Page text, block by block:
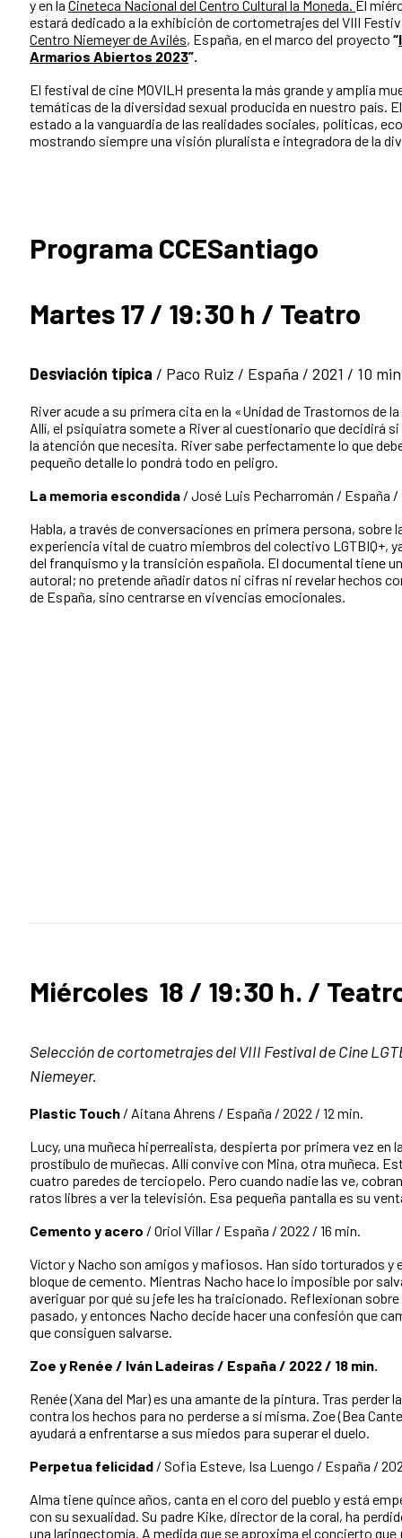
y en la Cineteca Nacional del Centro Cultural la Moneda. El
estará dedicado a la exhibición de cortometrajes del VIII
Centro Niemeyer de Avilés, España, en el marco del proyecto “
Armarios Abiertos 2023”.
El festival de cine MOVILH presenta la más grande y amplia
temáticas de la diversidad sexual producida en nuestro país.
estado a la vanguardia de las realidades sociales, políticas,
mostrando siempre una visión pluralista e integradora de la
Programa CCESantiago
Martes 17 / 19:30 h / Teatro
Desviación típica / Paco Ruiz / España / 2021 / 10
River acude a su primera cita en la «Unidad de Trastornos de
Allí, el psiquiatra somete a River al cuestionario que decidirá
la atención que necesita. River sabe perfectamente lo que
pequeño detalle lo pondrá todo en peligro.
La memoria escondida / José Luis Pecharromán / España /
Habla, a través de conversaciones en primera persona, sobre
experiencia vital de cuatro miembros del colectivo LGTBIQ+,
del franquismo y la transición española. El documental tiene
autoral; no pretende añadir datos ni cifras ni revelar hechos
de España, sino centrarse en vivencias emocionales.
Miércoles 18 / 19:30 h. /
Selección de cortometrajes del VIII Festival de Cine
Niemeyer.
Plastic Touch / Aitana Ahrens / España / 2022 / 12 min.
Lucy, una muñeca hiperrealista, despierta por primera vez en
prostíbulo de muñecas. Allí convive con Mina, otra muñeca.
cuatro paredes de terciopelo. Pero cuando nadie las ve,
ratos libres a ver la televisión. Esa pequeña pantalla es su
Cemento y acero / Oriol Villar / España / 2022 / 16 min.
Víctor y Nacho son amigos y mafiosos. Han sido torturados y
bloque de cemento. Mientras Nacho hace lo imposible por
averiguar por qué su jefe les ha traicionado. Reflexionan
pasado, y entonces Nacho decide hacer una confesión que
que consiguen salvarse.
Zoe y Renée / Iván Ladeiras / España / 2022 / 18 min.
Renée (Xana del Mar) es una amante de la pintura. Tras perder
contra los hechos para no perderse a sí misma. Zoe (Bea
ayudará a enfrentarse a sus miedos para superar el duelo.
Perpetua felicidad / Sofia Esteve, Isa Luengo / España /
Alma tiene quince años, canta en el coro del pueblo y está
con su sexualidad. Su padre Kike, director de la coral, ha
una laringectomía. A medida que se aproxima el concierto